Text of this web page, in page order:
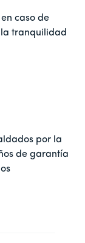
caso de
tranquilidad
por la
de garantía